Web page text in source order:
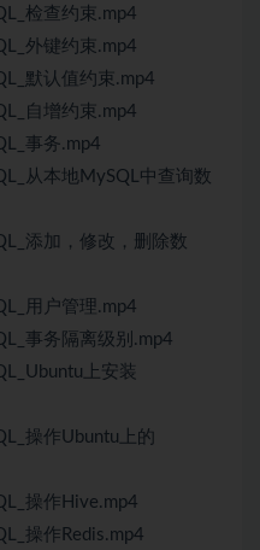
检查约束.mp4
外键约束.mp4
默认值约束.mp4
自增约束.mp4
事务.mp4
从本地MySQL中查询数
添加，修改，删除数
用户管理.mp4
事务隔离级别.mp4
上安装
操作Ubuntu上的
操作Hive.mp4
操作Redis.mp4